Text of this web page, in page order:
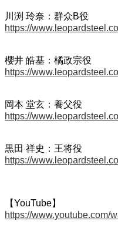
川渕 玲奈：群众B役
https://
櫻井 皓基：橘政宗役
https://
岡本 堂玄：養父役
https://
黒田 祥史：王将役
https://
【YouTube】
https://www.youtube.com/